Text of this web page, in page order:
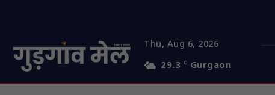
Thu, Aug 6, 2026
29.3 C Gurgaon